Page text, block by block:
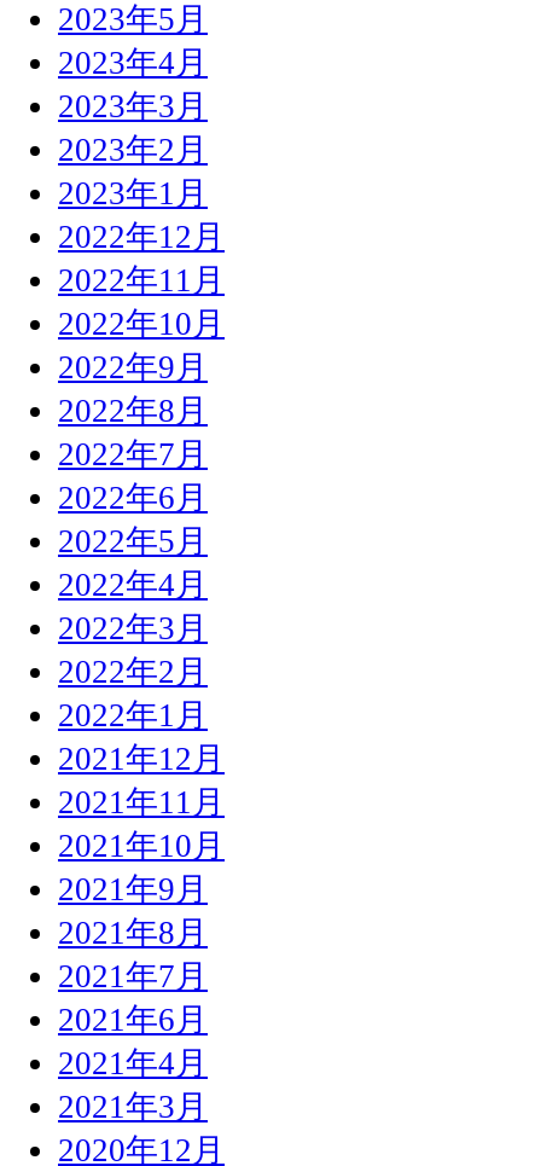
2023年5月
2023年4月
2023年3月
2023年2月
2023年1月
2022年12月
2022年11月
2022年10月
2022年9月
2022年8月
2022年7月
2022年6月
2022年5月
2022年4月
2022年3月
2022年2月
2022年1月
2021年12月
2021年11月
2021年10月
2021年9月
2021年8月
2021年7月
2021年6月
2021年4月
2021年3月
2020年12月